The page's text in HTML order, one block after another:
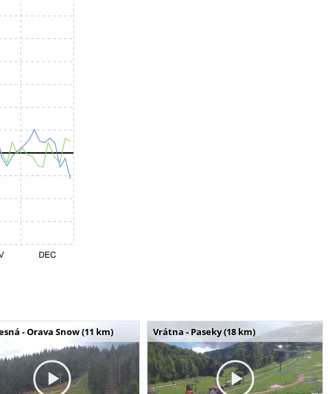
- Orava Snow (11 km) Vrátna - Paseky (18 km)